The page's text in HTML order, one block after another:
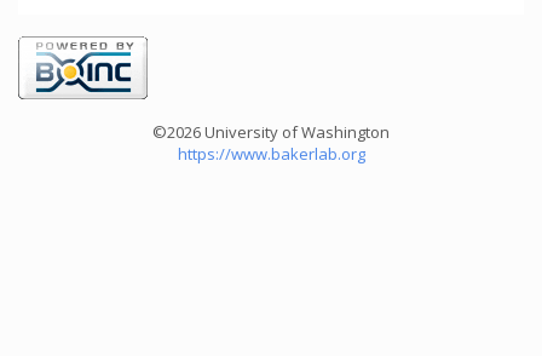
©2026 University of Washington
https://www.bakerlab.org